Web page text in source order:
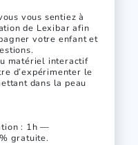
vous sentiez à
de Lexibar afin
votre enfant et
matériel interactif
d’expérimenter le
dans la peau
: 1h —
gratuite.